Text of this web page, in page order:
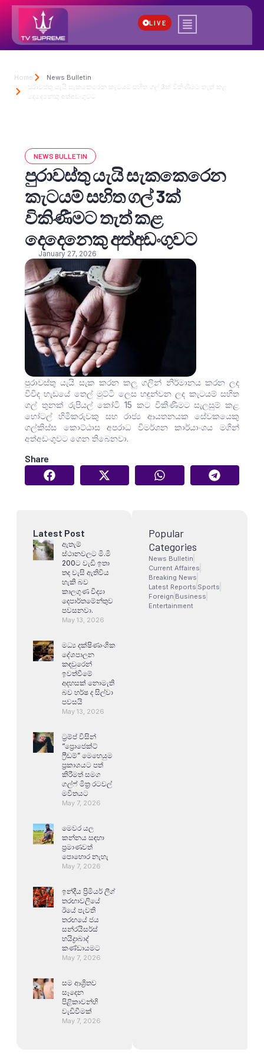
LIVE
Home
News Bulletin
පුරාවස්තු යැයි සැකකෙරෙන කැටයම් සහිත ගල් 3ක් විකිණීමට තැත් කළ
දෙදෙනෙකු අත්අඩංගුවට
NEWS BULLETIN
පුරාවස්තු යැයි සැකකෙරෙන
කැටයම් සහිත ගල් 3ක්
විකිණීමට තැත් කළ
දෙදෙනෙකු අත්අඩංගුවට
January 27, 2026
පුරාවස්තු යැයි සැක කරන කලු ගලින් නිර්මානය කරන ලද
විවිද හැඩයේ තෙල් මුට්ටි ලෙස හඳුන්වන ලද කැටයම් සහිත
ගල් තුනක් රුපියල් කෝටි 15 කට විකිණීමට සැලසුම් කළ
හෝටල් හිමිකරුවකු සහ රාජ්‍ය ආයතනයක සේවකයෙකු
ගල්කිස්ස කොට්ඨාස අපරාධ විමර්ශන කාර්යාංශය මගින්
අත්අඩංගුවට ගෙන තිබෙනවා.
Share
Latest Post
ඇතැම්
ස්ථානවලට මි.මි
200ට වැඩි ඉතා
තද වැසි ඇතිවිය
හැකි බව
කාලගුණ විද්‍යා
දෙපාර්තමේන්තුව
පවසනවා.
May 13, 2026
මධ්‍ය දක්ෂිණාංශික
දේශපාලන
කඳවුරෙන්
ඉවත්වීමේ
අදහසක් නොමැති
බව හර්ෂ ද සිල්වා
පවසයි
May 13, 2026
ට්‍රම්ප් විසින්
“ප්‍රොජෙක්ට්
ෆ්‍රීඩම්” මෙහෙයුම
ප්‍රකාශයට පත්
කිරීමත් සමග
ගල්ෆ් මිත්‍ර රටවල්
මවිතයට
May 7, 2026
මෙවර යල
කන්නය සඳහා
ප්‍රමාණවත්
පොහොර නැහැ
May 7, 2026
ඉන්දීය ප්‍රිමියර් ලීග්
තරඟාවලියේ
ඊයේ පැවති
තරඟයේ ජය
සන්රයිසර්ස්
හයිද්‍රාබාද්
කණ්ඩායමට
May 7, 2026
සම ආශ්‍රිතව
සෑදෙන
පිළිකාවන්හි
වැඩිවීමක්
May 7, 2026
Popular
Categories
News Bulletin
Current Affaires
Breaking News
Latest Reports Sports
Foreign Business
Entertainment